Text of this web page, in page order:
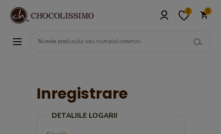
0 0
Inregistrare
DETALIILE LOGARII